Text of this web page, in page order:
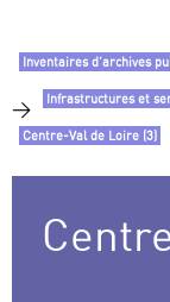
Inventaires d’archives
> Infrastructures et
Centre-Val de Loire (3)